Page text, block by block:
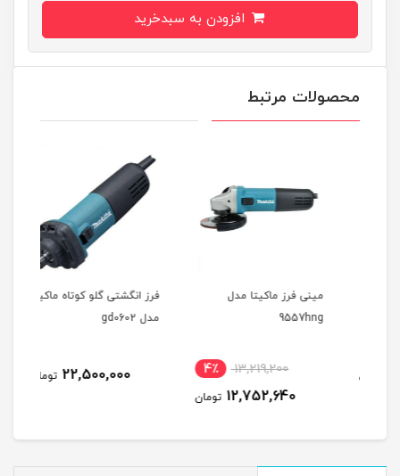
محصولات مرتبط
مینی فرز ماکیتا مدل
9557hng
13,219,200 4٪
12,752,640 تومان
فرز انگشتی گلو کوتاه ماکیتا
22,500,000 تومان